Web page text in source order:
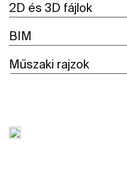
2D és 3D fájlok
BIM
Műszaki rajzok